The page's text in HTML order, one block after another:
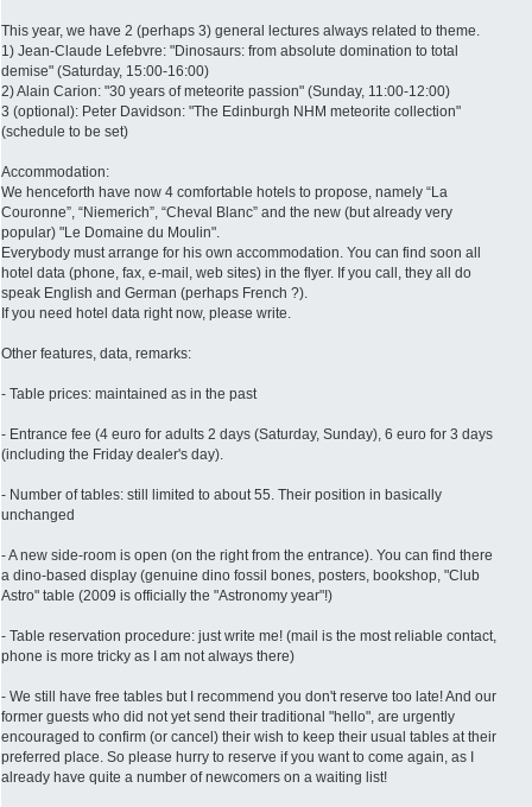
This year, we have 2 (perhaps 3) general lectures always related to theme.
1) Jean-Claude Lefebvre: "Dinosaurs: from absolute domination to total
demise" (Saturday, 15:00-16:00)
2) Alain Carion: "30 years of meteorite passion" (Sunday, 11:00-12:00)
3 (optional): Peter Davidson: "The Edinburgh NHM meteorite collection"
(schedule to be set)
Accommodation:
We henceforth have now 4 comfortable hotels to propose, namely “La
Couronne”, “Niemerich”, “Cheval Blanc” and the new (but already very
popular) "Le Domaine du Moulin".
Everybody must arrange for his own accommodation. You can find soon all
hotel data (phone, fax, e-mail, web sites) in the flyer. If you call, they all do
speak English and German (perhaps French ?).
If you need hotel data right now, please write.
Other features, data, remarks:
- Table prices: maintained as in the past
- Entrance fee (4 euro for adults 2 days (Saturday, Sunday), 6 euro for 3 days
(including the Friday dealer's day).
- Number of tables: still limited to about 55. Their position in basically
unchanged
- A new side-room is open (on the right from the entrance). You can find there
a dino-based display (genuine dino fossil bones, posters, bookshop, "Club
Astro" table (2009 is officially the "Astronomy year"!)
- Table reservation procedure: just write me! (mail is the most reliable contact,
phone is more tricky as I am not always there)
- We still have free tables but I recommend you don't reserve too late! And our
former guests who did not yet send their traditional "hello", are urgently
encouraged to confirm (or cancel) their wish to keep their usual tables at their
preferred place. So please hurry to reserve if you want to come again, as I
already have quite a number of newcomers on a waiting list!